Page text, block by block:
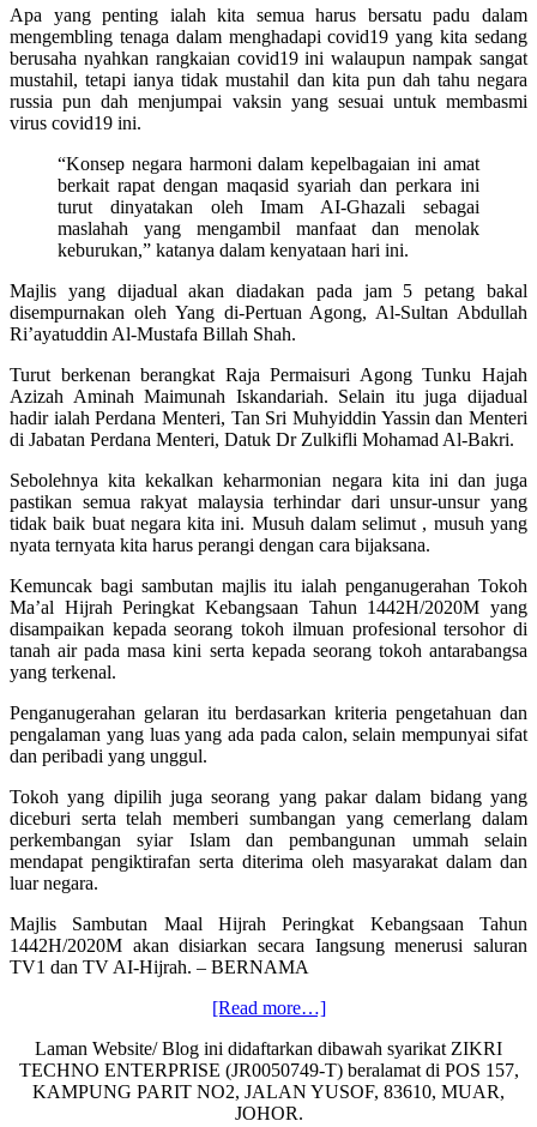
Apa yang penting ialah kita semua harus bersatu padu dalam
mengembling tenaga dalam menghadapi covid19 yang kita sedang
berusaha nyahkan rangkaian covid19 ini walaupun nampak sangat
mustahil, tetapi ianya tidak mustahil dan kita pun dah tahu negara
russia pun dah menjumpai vaksin yang sesuai untuk membasmi
virus covid19 ini.
“Konsep negara harmoni dalam kepelbagaian ini amat
berkait rapat dengan maqasid syariah dan perkara ini
turut dinyatakan oleh Imam AI-Ghazali sebagai
maslahah yang mengambil manfaat dan menolak
keburukan,” katanya dalam kenyataan hari ini.
Majlis yang dijadual akan diadakan pada jam 5 petang bakal
disempurnakan oleh Yang di-Pertuan Agong, Al-Sultan Abdullah
Ri’ayatuddin Al-Mustafa Billah Shah.
Turut berkenan berangkat Raja Permaisuri Agong Tunku Hajah
Azizah Aminah Maimunah Iskandariah. Selain itu juga dijadual
hadir ialah Perdana Menteri, Tan Sri Muhyiddin Yassin dan Menteri
di Jabatan Perdana Menteri, Datuk Dr Zulkifli Mohamad Al-Bakri.
Sebolehnya kita kekalkan keharmonian negara kita ini dan juga
pastikan semua rakyat malaysia terhindar dari unsur-unsur yang
tidak baik buat negara kita ini. Musuh dalam selimut , musuh yang
nyata ternyata kita harus perangi dengan cara bijaksana.
Kemuncak bagi sambutan majlis itu ialah penganugerahan Tokoh
Ma’al Hijrah Peringkat Kebangsaan Tahun 1442H/2020M yang
disampaikan kepada seorang tokoh ilmuan profesional tersohor di
tanah air pada masa kini serta kepada seorang tokoh antarabangsa
yang terkenal.
Penganugerahan gelaran itu berdasarkan kriteria pengetahuan dan
pengalaman yang luas yang ada pada calon, selain mempunyai sifat
dan peribadi yang unggul.
Tokoh yang dipilih juga seorang yang pakar dalam bidang yang
diceburi serta telah memberi sumbangan yang cemerlang dalam
perkembangan syiar Islam dan pembangunan ummah selain
mendapat pengiktirafan serta diterima oleh masyarakat dalam dan
luar negara.
Majlis Sambutan Maal Hijrah Peringkat Kebangsaan Tahun
1442H/2020M akan disiarkan secara Iangsung menerusi saluran
TV1 dan TV AI-Hijrah. – BERNAMA
[Read more…]about
Maal
Hijrah
1442H,
Laman Website/ Blog ini didaftarkan dibawah syarikat ZIKRI
TECHNO ENTERPRISE (JR0050749-T) beralamat di POS 157,
KAMPUNG PARIT NO2, JALAN YUSOF, 83610, MUAR,
JOHOR.